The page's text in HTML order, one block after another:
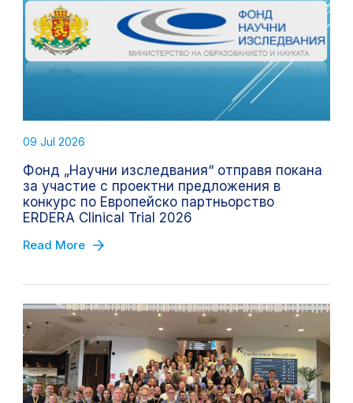
09 Jul 2026
Фонд „Научни изследвания“ отправя покана
за участие с проектни предложения в
конкурс по Европейско партньорство
ERDERA Clinical Trial 2026
Read More